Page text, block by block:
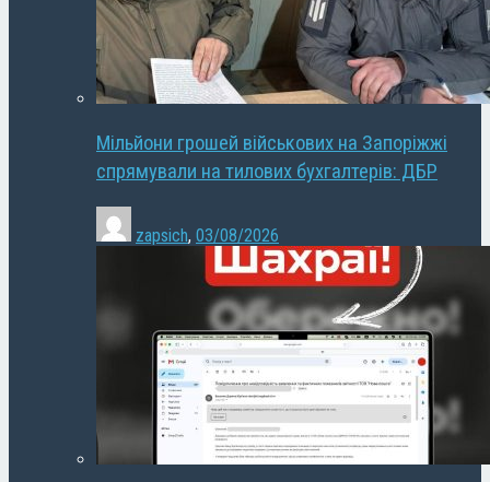
Мільйони грошей військових на Запоріжжі
спрямували на тилових бухгалтерів: ДБР
zapsich, 03/08/2026